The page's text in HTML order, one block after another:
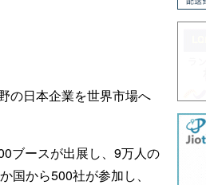
の日本企業を世界市場へ
ブースが出展し、9万人の
から500社が参加し、